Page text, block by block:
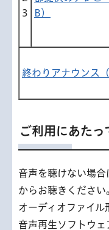
3
B）
終わりアナウンス
ご利用にあたっ
音声を聴けない場
からお聴きください
オーディオファイ
音声再生ソフトウェ